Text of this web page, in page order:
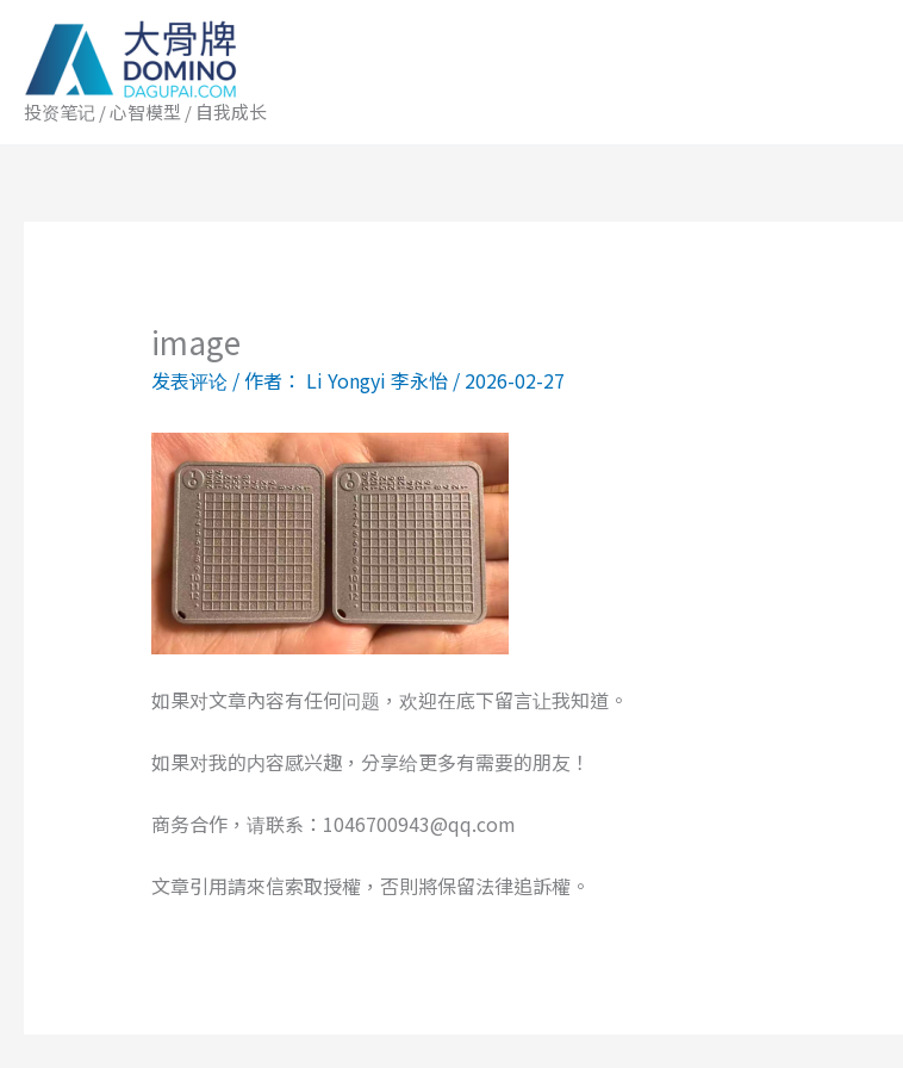
投资笔记 / 心智模型 / 自我成长
image
发表评论 / 作者： Li Yongyi 李永怡 / 2026-02-27
如果对文章內容有任何问题，欢迎在底下留言让我知道。
如果对我的内容感兴趣，分享给更多有需要的朋友！
商务合作，请联系：1046700943@qq.com
文章引用請來信索取授權，否則將保留法律追訴權。